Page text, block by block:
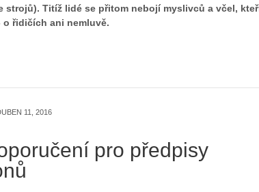
strojů). Titíž lidé se přitom nebojí myslivců a včel,
řidičích ani nemluvě.
11, 2016
pro předpisy